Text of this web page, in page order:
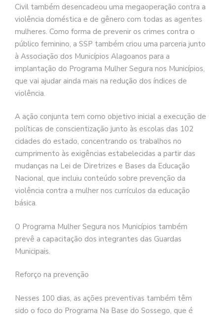
Civil também desencadeou uma megaoperação contra a
violência doméstica e de gênero com todas as agentes
mulheres. Como forma de prevenir os crimes contra o
público feminino, a SSP também criou uma parceria junto
à Associação dos Municípios Alagoanos para a
implantação do Programa Mulher Segura nos Municípios,
que vai ajudar ainda mais na redução dos índices de
violência.
A ação conjunta tem como objetivo inicial a execução de
políticas de conscientização junto às escolas das 102
cidades do estado, concentrando os trabalhos no
cumprimento às exigências estabelecidas a partir das
mudanças na Lei de Diretrizes e Bases da Educação
Nacional, que incluiu conteúdo sobre prevenção da
violência contra a mulher nos currículos da educação
básica.
O Programa Mulher Segura nos Municípios também
prevê a capacitação dos integrantes das Guardas
Municipais.
Reforço na prevenção
Nesses 100 dias, as ações preventivas também têm
sido o foco do Programa Na Base do Sossego, que é